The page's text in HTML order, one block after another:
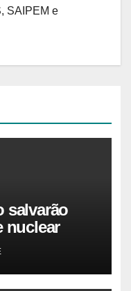
SAIPEM e
salvarão
nuclear